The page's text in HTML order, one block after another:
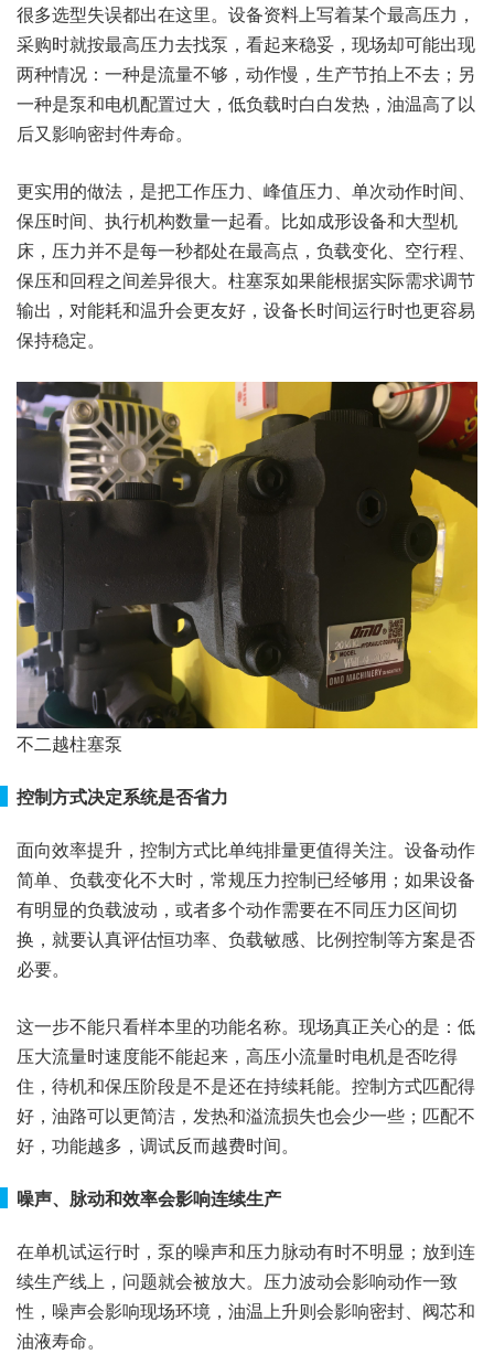
很多选型失误都出在这里。设备资料上写着某个最高压力，
采购时就按最高压力去找泵，看起来稳妥，现场却可能出现
两种情况：一种是流量不够，动作慢，生产节拍上不去；另
一种是泵和电机配置过大，低负载时白白发热，油温高了以
后又影响密封件寿命。
更实用的做法，是把工作压力、峰值压力、单次动作时间、
保压时间、执行机构数量一起看。比如成形设备和大型机
床，压力并不是每一秒都处在最高点，负载变化、空行程、
保压和回程之间差异很大。柱塞泵如果能根据实际需求调节
输出，对能耗和温升会更友好，设备长时间运行时也更容易
保持稳定。
不二越柱塞泵
控制方式决定系统是否省力
面向效率提升，控制方式比单纯排量更值得关注。设备动作
简单、负载变化不大时，常规压力控制已经够用；如果设备
有明显的负载波动，或者多个动作需要在不同压力区间切
换，就要认真评估恒功率、负载敏感、比例控制等方案是否
必要。
这一步不能只看样本里的功能名称。现场真正关心的是：低
压大流量时速度能不能起来，高压小流量时电机是否吃得
住，待机和保压阶段是不是还在持续耗能。控制方式匹配得
好，油路可以更简洁，发热和溢流损失也会少一些；匹配不
好，功能越多，调试反而越费时间。
噪声、脉动和效率会影响连续生产
在单机试运行时，泵的噪声和压力脉动有时不明显；放到连
续生产线上，问题就会被放大。压力波动会影响动作一致
性，噪声会影响现场环境，油温上升则会影响密封、阀芯和
油液寿命。